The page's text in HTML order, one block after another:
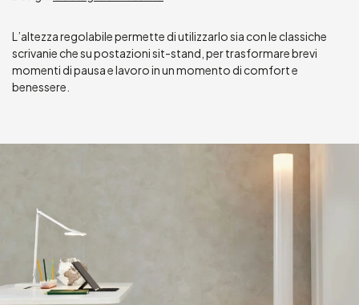
L’altezza regolabile permette di utilizzarlo sia con le classiche
scrivanie che su postazioni sit-stand, per trasformare brevi
momenti di pausa e lavoro in un momento di comfort e
benessere.